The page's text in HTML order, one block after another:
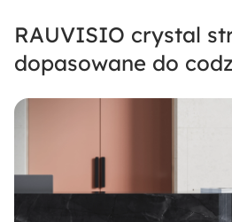
RAUVISIO crystal
dopasowane do